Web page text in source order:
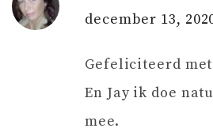
december 13,
Gefeliciteerd
En Jay ik doe
mee.